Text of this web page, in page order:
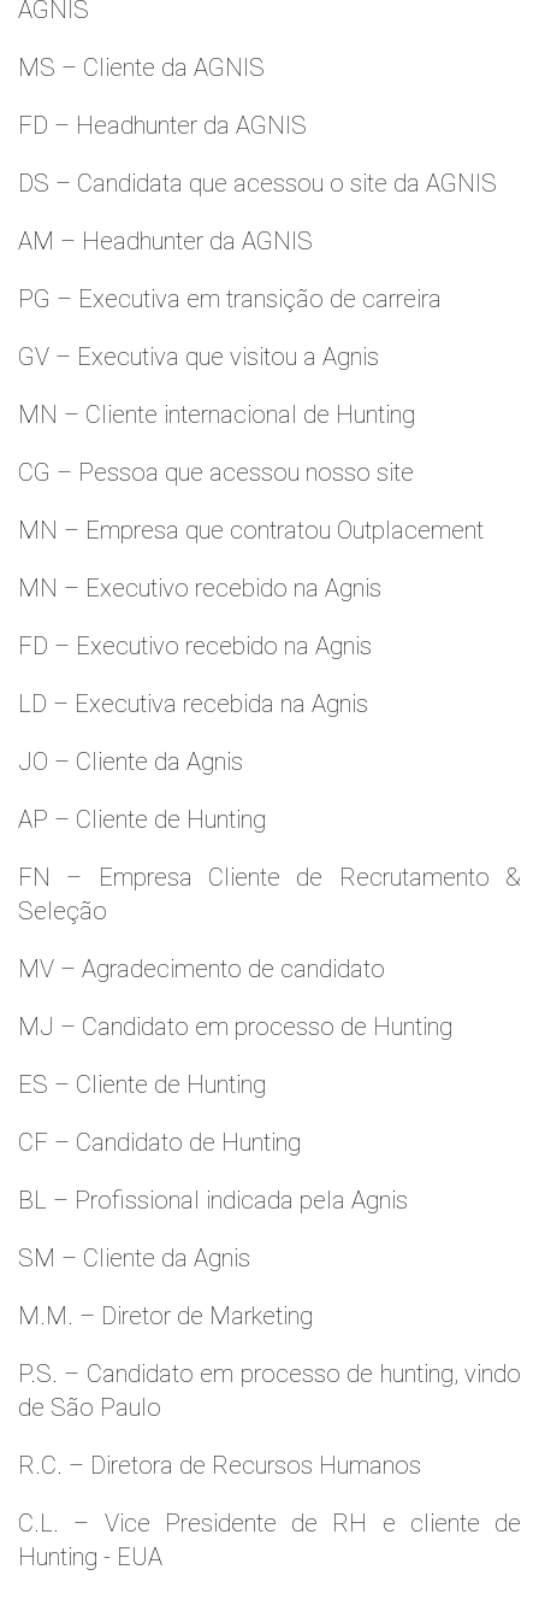
AGNIS
MS – Cliente da AGNIS
FD – Headhunter da AGNIS
DS – Candidata que acessou o site da AGNIS
AM – Headhunter da AGNIS
PG – Executiva em transição de carreira
GV – Executiva que visitou a Agnis
MN – Cliente internacional de Hunting
CG – Pessoa que acessou nosso site
MN – Empresa que contratou Outplacement
MN – Executivo recebido na Agnis
FD – Executivo recebido na Agnis
LD – Executiva recebida na Agnis
JO – Cliente da Agnis
AP – Cliente de Hunting
FN – Empresa Cliente de Recrutamento &
Seleção
MV – Agradecimento de candidato
MJ – Candidato em processo de Hunting
ES – Cliente de Hunting
CF – Candidato de Hunting
BL – Profissional indicada pela Agnis
SM – Cliente da Agnis
M.M. – Diretor de Marketing
P.S. – Candidato em processo de hunting, vindo
de São Paulo
R.C. – Diretora de Recursos Humanos
C.L. – Vice Presidente de RH e cliente de
Hunting - EUA